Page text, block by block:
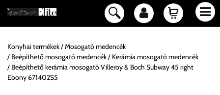
Konyhai termékek
Mosogató medencék
Beépíthető mosogató medencék
Kerámia mosogató medencék
Beépíthető kerámia mosogató Villeroy & Boch Subway 45 right
Ebony 671402S5